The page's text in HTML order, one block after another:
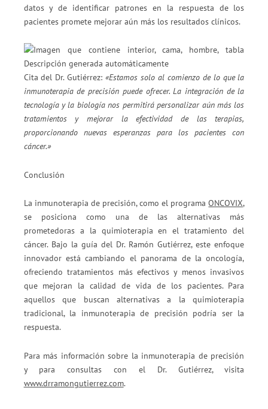
datos y de identificar patrones en la respuesta de los
pacientes promete mejorar aún más los resultados clínicos.
Cita del Dr. Gutiérrez:«Estamos solo al comienzo de lo que la
inmunoterapia de precisión puede ofrecer. La integración de la
tecnología y la biología nos permitirá personalizar aún más los
tratamientos y mejorar la efectividad de las terapias,
proporcionando nuevas esperanzas para los pacientes con
cáncer.»
Conclusión
La inmunoterapia de precisión, como el programaONCOVIX,
se posiciona como una de las alternativas más
prometedoras a la quimioterapia en el tratamiento del
cáncer. Bajo la guía del Dr. Ramón Gutiérrez, este enfoque
innovador está cambiando el panorama de la oncología,
ofreciendo tratamientos más efectivos y menos invasivos
que mejoran la calidad de vida de los pacientes. Para
aquellos que buscan alternativas a la quimioterapia
tradicional, la inmunoterapia de precisión podría ser la
respuesta.
Para más información sobre la inmunoterapia de precisión
y para consultas con el Dr. Gutiérrez, visita
www.drramongutierrez.com.